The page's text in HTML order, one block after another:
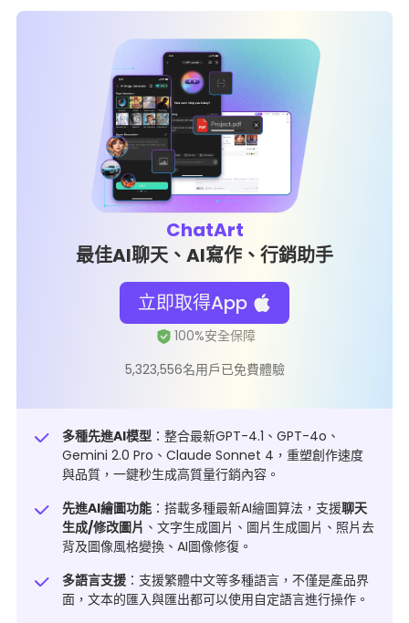
ChatArt
最佳AI聊天、AI寫作、行銷助手
立即取得App
5,323,556名用戶已免費體驗
多種先進AI模型 ：整合最新GPT-4.1、GPT-4o、
Gemini 2.0 Pro、Claude Sonnet 4，重塑創作速度
與品質，一鍵秒生成高質量行銷內容。
先進AI繪圖功能 ：搭載多種最新AI繪圖算法，支援聊天
生成/修改圖片 、文字生成圖片、圖片生成圖片、 照片去
背及圖像風格變換、AI圖像修復。
多語言支援：支援繁體中文等多種語言，不僅是產品界
面，文本的匯入與匯出都可以使用自定語言進行操作。